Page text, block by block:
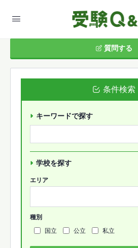
質問する
条件検索
キーワードで探す
学校を探す
エリア
種別
国立
公立 私立